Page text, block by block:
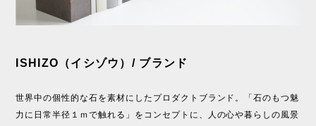
ISHIZO（イシゾウ）/ ブランド
世界中の個性的な石を素材にしたプロダクトブランド。「石のもつ魅
力に日常半径１ｍで触れる」をコンセプトに、人の心や暮らしの風景